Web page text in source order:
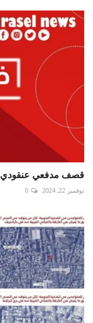
قصف مدفعي عنقودي
نوفمبر 22, 2024 0